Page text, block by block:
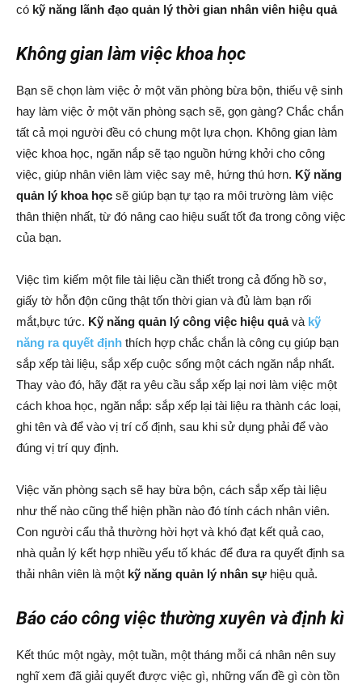
có kỹ năng lãnh đạo quản lý thời gian nhân viên hiệu quả
Không gian làm việc khoa học
Bạn sẽ chọn làm việc ở một văn phòng bừa bộn, thiếu vệ sinh
hay làm việc ở một văn phòng sạch sẽ, gọn gàng? Chắc chắn
tất cả mọi người đều có chung một lựa chọn. Không gian làm
việc khoa học, ngăn nắp sẽ tạo nguồn hứng khởi cho công
việc, giúp nhân viên làm việc say mê, hứng thú hơn. Kỹ năng
quản lý khoa học sẽ giúp bạn tự tạo ra môi trường làm việc
thân thiện nhất, từ đó nâng cao hiệu suất tốt đa trong công việc
của bạn.
Việc tìm kiếm một file tài liệu cần thiết trong cả đống hồ sơ,
giấy tờ hỗn độn cũng thật tốn thời gian và đủ làm bạn rối
mắt,bực tức. Kỹ năng quản lý công việc hiệu quảvà kỹ
năng ra quyết định thích hợp chắc chắn là công cụ giúp bạn
sắp xếp tài liệu, sắp xếp cuộc sống một cách ngăn nắp nhất.
Thay vào đó, hãy đặt ra yêu cầu sắp xếp lại nơi làm việc một
cách khoa học, ngăn nắp: sắp xếp lại tài liệu ra thành các loại,
ghi tên và để vào vị trí cố định, sau khi sử dụng phải để vào
đúng vị trí quy định.
Việc văn phòng sạch sẽ hay bừa bộn, cách sắp xếp tài liệu
như thế nào cũng thể hiện phần nào đó tính cách nhân viên.
Con người cẩu thả thường hời hợt và khó đạt kết quả cao,
nhà quản lý kết hợp nhiều yếu tố khác để đưa ra quyết định sa
thải nhân viên là một kỹ năng quản lý nhân sự hiệu quả.
Báo cáo công việc thường xuyên và định kì
Kết thúc một ngày, một tuần, một tháng mỗi cá nhân nên suy
nghĩ xem đã giải quyết được việc gì, những vấn đề gì còn tồn